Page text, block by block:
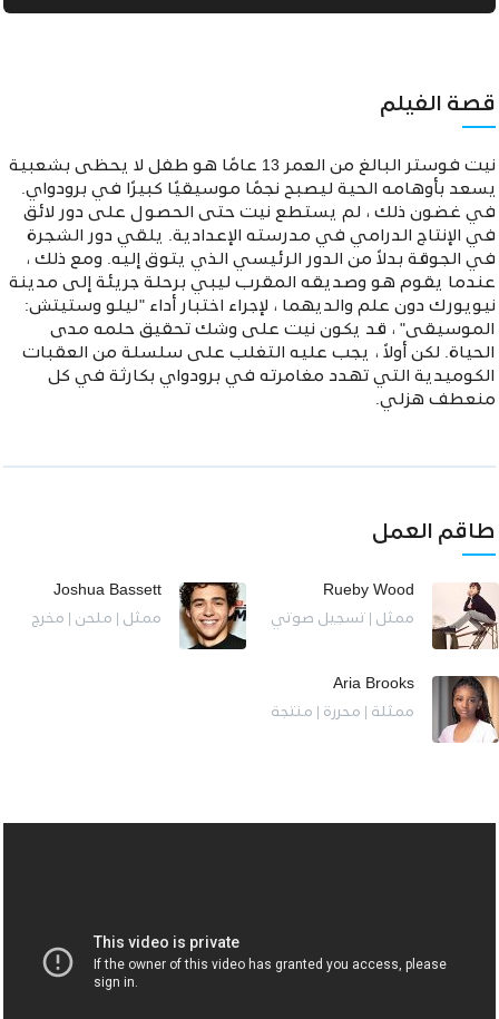
قصة الفيلم
نيت فوستر البالغ من العمر 13 عامًا هو طفل لا يحظى بشعبية
يسعد بأوهامه الحية ليصبح نجمًا موسيقيًا كبيرًا في برودواي.
في غضون ذلك ، لم يستطع نيت حتى الحصول على دور لائق
في الإنتاج الدرامي في مدرسته الإعدادية. يلقي دور الشجرة
في الجوقة بدلاً من الدور الرئيسي الذي يتوق إليه. ومع ذلك ،
عندما يقوم هو وصديقه المقرب ليبي برحلة جريئة إلى مدينة
نيويورك دون علم والديهما ، لإجراء اختبار أداء "ليلو وستيتش:
الموسيقى" ، قد يكون نيت على وشك تحقيق حلمه مدى
الحياة. لكن أولاً ، يجب عليه التغلب على سلسلة من العقبات
الكوميدية التي تهدد مغامرته في برودواي بكارثة في كل
منعطف هزلي.
طاقم العمل
Rueby Wood
ممثل | تسجيل صوتي
Joshua Bassett
ممثل | ملحن | مخرج
Aria Brooks
ممثلة | محررة | منتجة